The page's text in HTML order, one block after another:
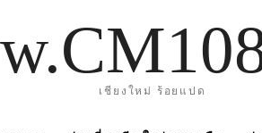
เชียงใหม่ ร้อยแปด